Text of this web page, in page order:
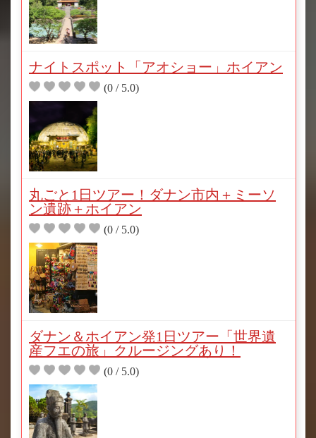
ナイトスポット「アオショー」ホイアン
(0 / 5.0)
丸ごと1日ツアー！ダナン市内＋ミーソ
ン遺跡＋ホイアン
(0 / 5.0)
ダナン＆ホイアン発1日ツアー「世界遺
産フエの旅」クルージングあり！
(0 / 5.0)